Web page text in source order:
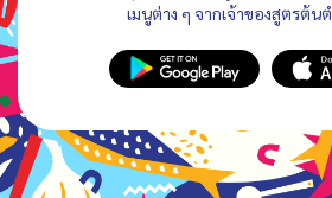
เมนูต่าง ๆ จากเจ้าของสูตรต้น